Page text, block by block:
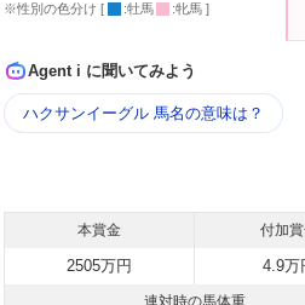
※性別の色分け [ :牡馬 :牝馬 ]
Agent i に聞いてみよう
ハクサンイーグル 馬名の意味は？
本賞金 付加
2505万円 4.9万
連対時の馬体重